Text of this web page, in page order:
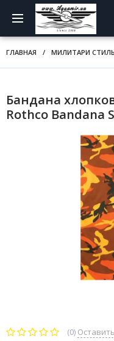
ГЛАВНАЯ / МИЛИТАРИ СТИЛЬ
Бандана
Rothco Bandana
(0)